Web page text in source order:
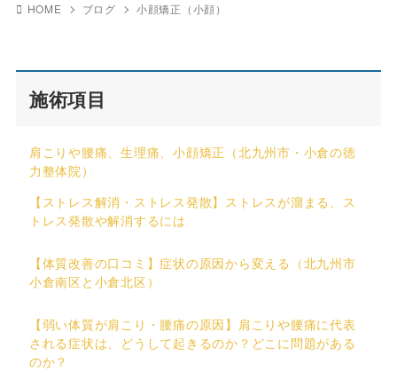
HOME ブログ 小顔矯正（小顔）
施術項目
肩こりや腰痛、生理痛、小顔矯正（北九州市・小倉の徳
力整体院）
【ストレス解消・ストレス発散】ストレスが溜まる、ス
トレス発散や解消するには
【体質改善の口コミ】症状の原因から変える（北九州市
小倉南区と小倉北区）
【弱い体質が肩こり・腰痛の原因】肩こりや腰痛に代表
される症状は、どうして起きるのか？どこに問題がある
のか？